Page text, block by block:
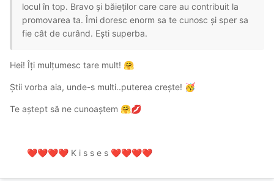
locul în top. Bravo și băieților care care au contribuit la
promovarea ta. Îmi doresc enorm sa te cunosc și sper sa
fie cât de curând. Ești superba.
Hei! Îți mulțumesc tare mult! 🤗
Știi vorba aia, unde-s multi..puterea crește! 🥳
Te aștept să ne cunoaștem 🤗💋
❤️❤️❤️❤️ K i s s e s ❤️❤️❤️❤️